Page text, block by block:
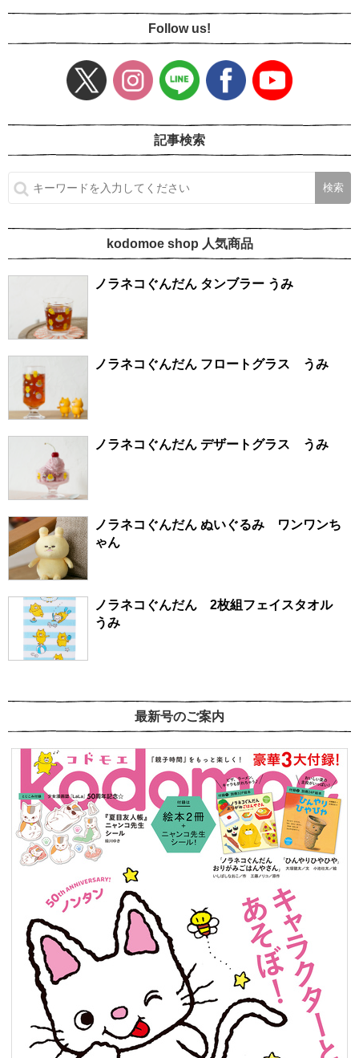
Follow us!
記事検索
kodomoe shop 人気商品
ノラネコぐんだん タンブラー うみ
ノラネコぐんだん フロートグラス うみ
ノラネコぐんだん デザートグラス うみ
ノラネコぐんだん ぬいぐるみ ワンワンち
ゃん
ノラネコぐんだん 2枚組フェイスタオル
うみ
最新号のご案内